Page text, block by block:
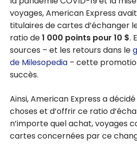
voyages, American Express
titulaires de cartes d’échanger
ratio de1 000 points pour 10 $.
sources – et les retours dans le
de Milesopedia – cette
succès.
Ainsi, American Express a
choses et d’offrir ce ratio
n’importe quel achat, voyages
cartes concernées par ce